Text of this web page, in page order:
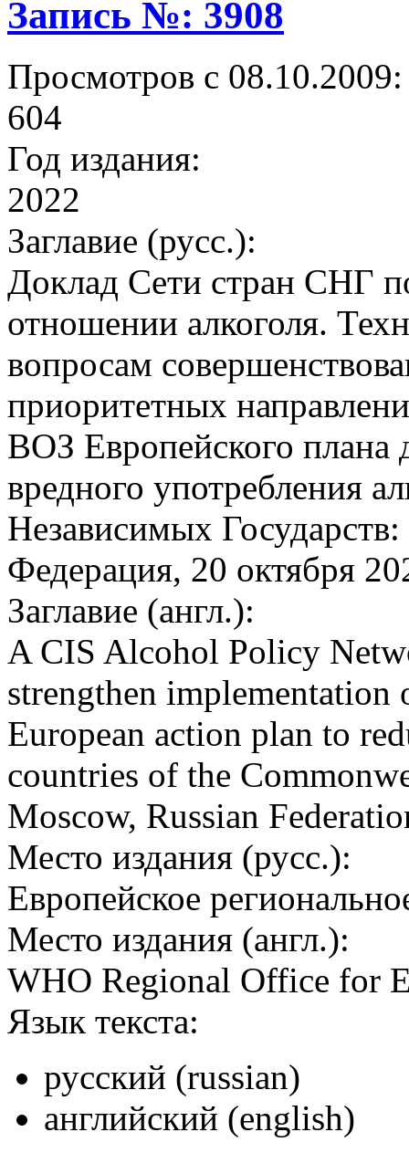
Запись №: 3908
Просмотров с 08.10.2009:
604
Год издания:
2022
Заглавие (русс.):
Доклад Сети стран СНГ
отношении алкоголя.
вопросам
приоритетных
ВОЗ Европейского
вредного употребления
Независимых
Федерация, 20 октября
Заглавие (англ.):
A CIS Alcohol Policy
strengthen
European action plan to
countries of the
Moscow, Russian
Место издания (русс.):
Европейское
Место издания (англ.):
WHO Regional Office for
Язык текста:
русский (russian)
английский (english)